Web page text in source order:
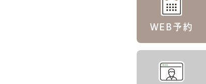
WEB予約